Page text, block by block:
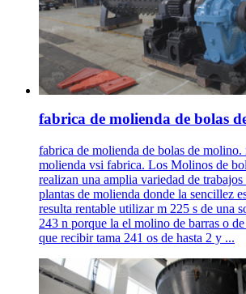
fabrica de molienda de bolas
fabrica de molienda de bolas de
molienda vsi fabrica. Los Molinos de
realizan una amplia variedad de
plantas de molienda donde la sencillez
resulta rentable utilizar m 225 s de una
243 n porque la el molino de barras o
que recibir tama 241 os de hasta 2 y ...